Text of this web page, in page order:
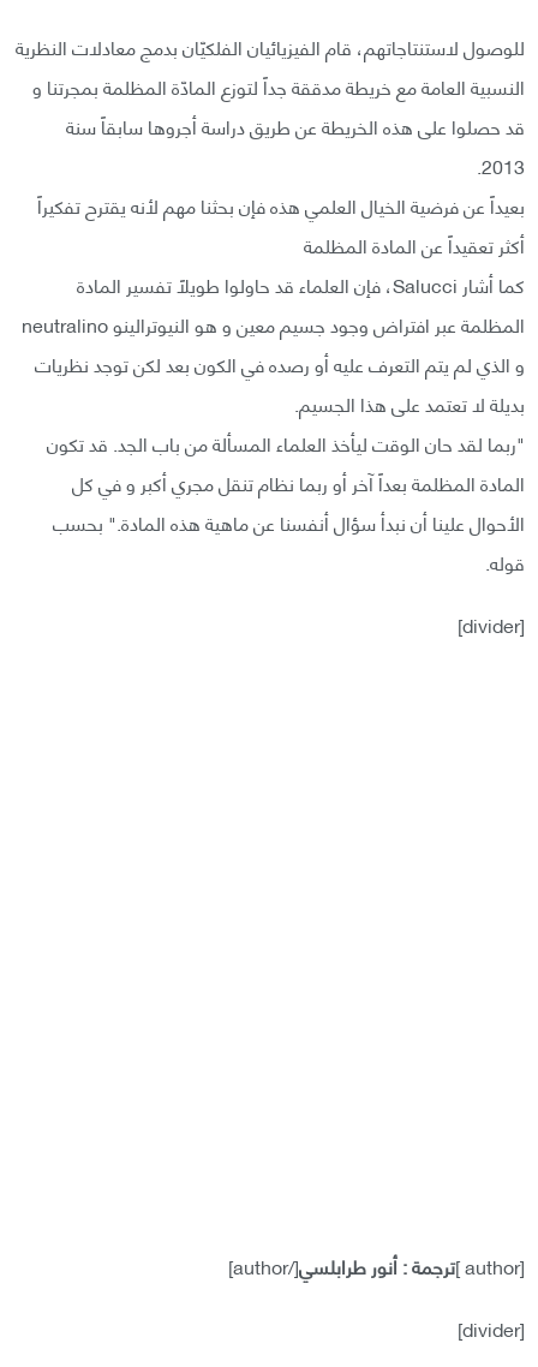
للوصول لاستنتاجاتهم، قام الفيزيائيان الفلكيّان بدمج معادلات النظرية
النسبية العامة مع خريطة مدققة جداً لتوزع المادّة المظلمة بمجرتنا و
قد حصلوا على هذه الخريطة عن طريق دراسة أجروها سابقاً سنة
2013.
بعيداً عن فرضية الخيال العلمي هذه فإن بحثنا مهم لأنه يقترح تفكيراً
أكثر تعقيداً عن المادة المظلمة
كما أشار Salucci، فإن العلماء قد حاولوا طويلاً تفسير المادة
المظلمة عبر افتراض وجود جسيم معين و هو النيوترالينو neutralino
و الذي لم يتم التعرف عليه أو رصده في الكون بعد لكن توجد نظريات
بديلة لا تعتمد على هذا الجسيم.
"ربما لقد حان الوقت ليأخذ العلماء المسألة من باب الجد. قد تكون
المادة المظلمة بعداً آخر أو ربما نظام تنقل مجري أكبر و في كل
الأحوال علينا أن نبدأ سؤال أنفسنا عن ماهية هذه المادة." بحسب
قوله.
[divider]
[author ] ترجمة : أنور طرابلسي[/author]
[divider]